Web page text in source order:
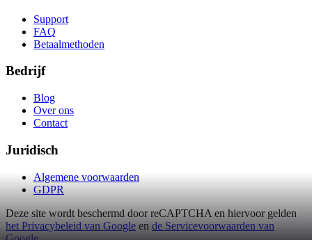
Support
FAQ
Betaalmethoden
Bedrijf
Blog
Over ons
Contact
Juridisch
Algemene voorwaarden
GDPR
Deze site wordt beschermd door reCAPTCHA en hiervoor gelden
het Privacybeleid van Google en de Servicevoorwaarden van